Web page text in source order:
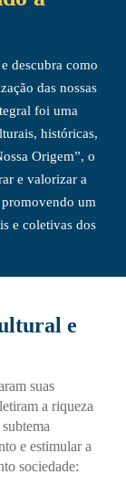
descubra como
das nossas
foi uma
históricas,
Origem”, o
e valorizar a
um
e coletivas dos
e
suas
a riqueza
e estimular a
sociedade: